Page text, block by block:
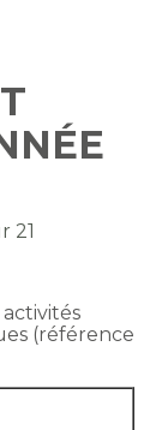
21
(référence